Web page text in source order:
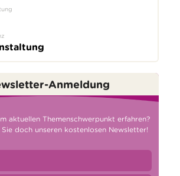
Anmeldung
aktuellen Themenschwerpunkt erfahren?
Sie doch unseren kostenlosen Newsletter!